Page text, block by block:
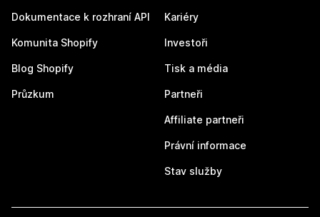
Dokumentace k rozhraní API
Komunita Shopify
Blog Shopify
Průzkum
Kariéry
Investoři
Tisk a média
Partneři
Affiliate partneři
Právní informace
Stav služby